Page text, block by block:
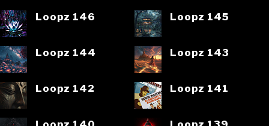
Loopz 146
Loopz 145
Loopz 144 Loopz 143
Loopz 142 Loopz 141